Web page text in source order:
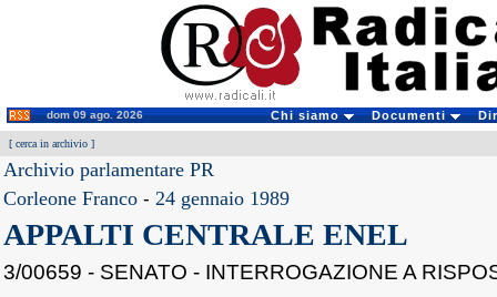
dom 09 ago. 2026 Chi siamo Documenti
[ cerca in archivio ]
Archivio parlamentare PR
Corleone Franco - 24 gennaio 1989
APPALTI CENTRALE ENEL
3/00659 - SENATO - INTERROGAZIONE A